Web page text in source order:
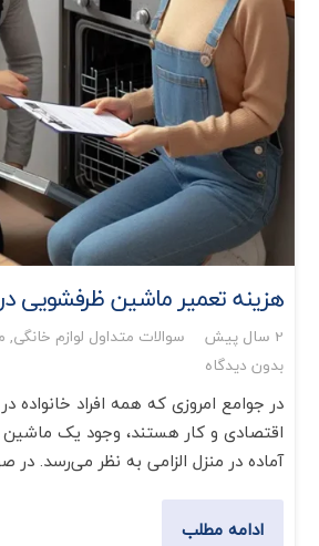
هزینه تعمیر ماشین ظرفشویی در
2 سال پیش سوالات متداول لوازم خانگی,
بدون دیدگاه
در جوامع امروزی که همه افراد خانواده
اقتصادی و کار هستند، وجود یک
آماده در منزل الزامی به نظر می‌رسد.
ادامه مطلب